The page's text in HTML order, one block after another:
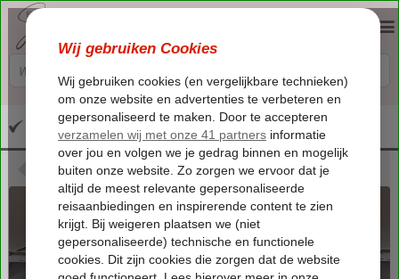
Altijd inclusief huurauto
Terug naar Extra's